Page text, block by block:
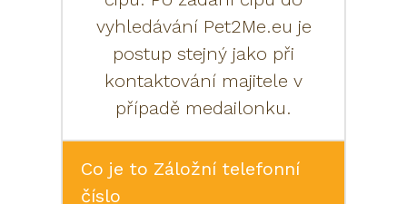
vyhledávání Pet2Me.eu je
postup stejný jako při
kontaktování majitele v
případě medailonku.
Co je to Záložní telefonní
číslo